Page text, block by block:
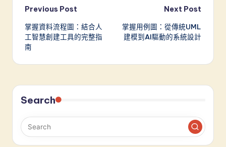
Post
navigation
Previous Post
掌握資料流程圖：結合人
工智慧創建工具的完整指
南
Next Post
掌握用例圖：從傳統UML
建模到AI驅動的系統設計
Search